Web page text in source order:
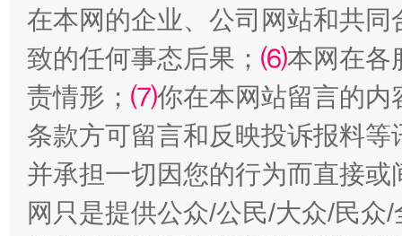
全民健身五年计划来了！等你上场
在本网的企业、公司网站和共
致的任何事态后果； ⑹本网在各
责情形； ⑺你在本网站留言的内
条款方可留言和反映投诉报料
并承担一切因您的行为而直接
网只是提供公众/公民/大众/民